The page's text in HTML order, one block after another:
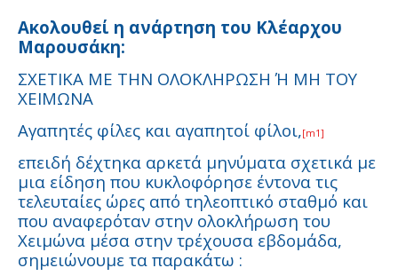
Ακολουθεί η ανάρτηση του Κλέαρχου
Μαρουσάκη:
ΣΧΕΤΙΚΑ ΜΕ ΤΗΝ ΟΛΟΚΛΗΡΩΣΗ Ή ΜΗ ΤΟΥ
ΧΕΙΜΩΝΑ
Αγαπητές φίλες και αγαπητοί φίλοι,[m1]
επειδή δέχτηκα αρκετά μηνύματα σχετικά με
μια είδηση που κυκλοφόρησε έντονα τις
τελευταίες ώρες από τηλεοπτικό σταθμό και
που αναφερόταν στην ολοκλήρωση του
Χειμώνα μέσα στην τρέχουσα εβδομάδα,
σημειώνουμε τα παρακάτω :